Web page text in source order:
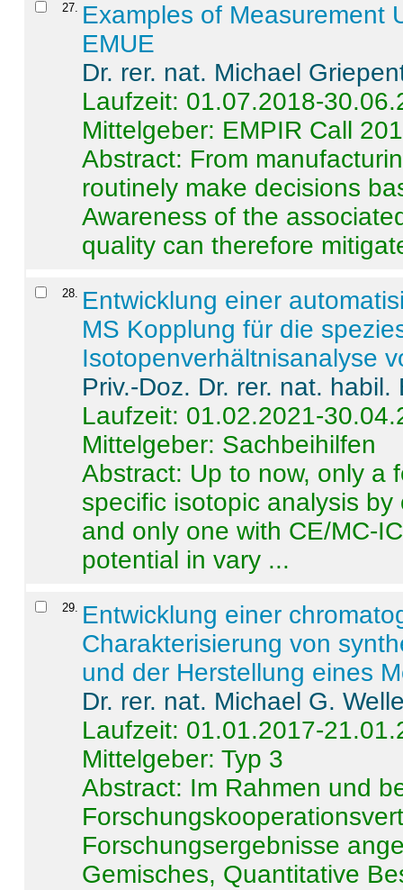
27. Examples of Measurement
EMUE
Dr. rer. nat. Michael
Laufzeit: 01.07.2018-
Mittelgeber: EMPIR Call
Abstract: From
routinely make decisions
Awareness of the
quality can therefore
28. Entwicklung einer
MS Kopplung für die
Isotopenverhältnisanalyse
Priv.-Doz. Dr. rer. nat.
Laufzeit: 01.02.2021-
Mittelgeber: Sachbeihilfen
Abstract: Up to now, only a
specific isotopic analysis
and only one with CE/MC-
potential in vary ...
29. Entwicklung einer
Charakterisierung von
und der Herstellung eines
Dr. rer. nat. Michael G.
Laufzeit: 01.01.2017-
Mittelgeber: Typ 3
Abstract: Im Rahmen und
Forschungsergebnisse
Gemisches, Quantitative